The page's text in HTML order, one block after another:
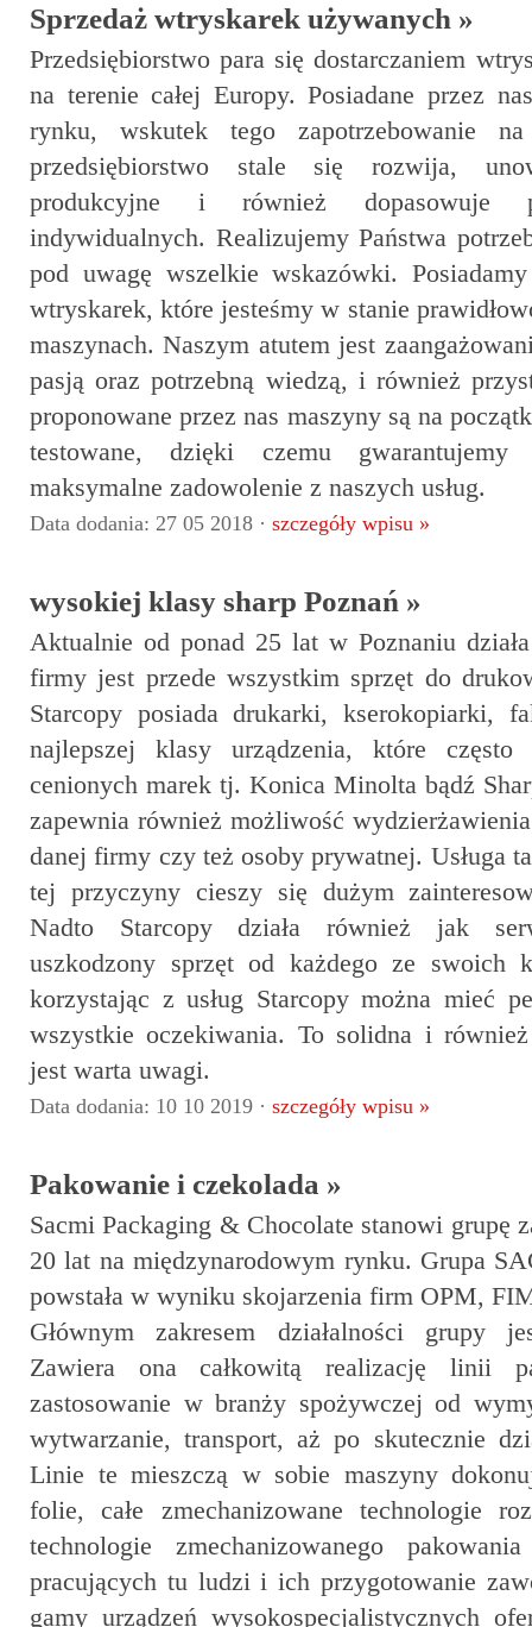
Sprzedaż wtryskarek używanych »
Przedsiębiorstwo para się dostarczaniem
na terenie całej Europy. Posiadane przez
rynku, wskutek tego zapotrzebowanie
przedsiębiorstwo stale się rozwija,
produkcyjne i również dopasowuje
indywidualnych. Realizujemy Państwa
pod uwagę wszelkie wskazówki.
wtryskarek, które jesteśmy w stanie
maszynach. Naszym atutem jest
pasją oraz potrzebną wiedzą, i również
proponowane przez nas maszyny są na
testowane, dzięki czemu gwarantujemy
maksymalne zadowolenie z naszych usług.
Data dodania: 27 05 2018 · szczegóły wpisu »
wysokiej klasy sharp Poznań »
Aktualnie od ponad 25 lat w Poznaniu
firmy jest przede wszystkim sprzęt do
Starcopy posiada drukarki, kserokopiarki,
najlepszej klasy urządzenia, które
cenionych marek tj. Konica Minolta bądź
zapewnia również możliwość
danej firmy czy też osoby prywatnej. Usługa
tej przyczyny cieszy się dużym
Nadto Starcopy działa również jak
uszkodzony sprzęt od każdego ze swoich
korzystając z usług Starcopy można mieć
wszystkie oczekiwania. To solidna i
jest warta uwagi.
Data dodania: 10 10 2019 · szczegóły wpisu »
Pakowanie i czekolada »
Sacmi Packaging & Chocolate stanowi grupę
20 lat na międzynarodowym rynku. Grupa
powstała w wyniku skojarzenia firm OPM,
Głównym zakresem działalności grupy
Zawiera ona całkowitą realizację linii
zastosowanie w branży spożywczej od
wytwarzanie, transport, aż po skutecznie
Linie te mieszczą w sobie maszyny
folie, całe zmechanizowane technologie
technologie zmechanizowanego
pracujących tu ludzi i ich przygotowanie
gamy urządzeń wysokospecjalistycznych